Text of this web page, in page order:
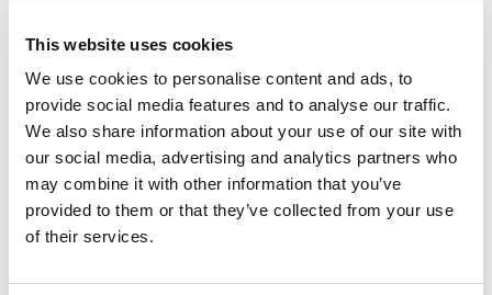
This website uses cookies
We use cookies to personalise content and ads, to
provide social media features and to analyse our traffic.
We also share information about your use of our site with
our social media, advertising and analytics partners who
may combine it with other information that you’ve
provided to them or that they’ve collected from your use
of their services.
|
Taille du mannequin:1.85 m
GUIDE DES TAILLES
DÉTAILS DU PRODUIT
DESCRIPTION
HM470555
LIVRAISON ET RETOURS
Livraison et retours gratuits
Cliquez et Collectez GRATUITE: entre 4-5 jours ouvrables